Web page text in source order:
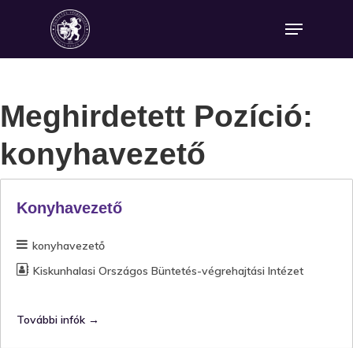
Meghirdetett Pozíció:
konyhavezető
Konyhavezető
konyhavezető
Kiskunhalasi Országos Büntetés-végrehajtási Intézet
További infók